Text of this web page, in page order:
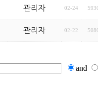
관리자 02-24
관리자 02-22
and